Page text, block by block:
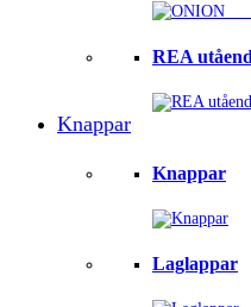
REA
Knappar
Knappar
Laglappar